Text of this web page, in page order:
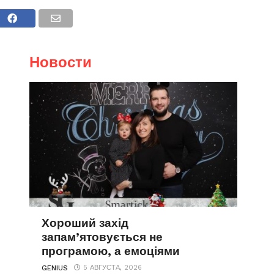
Новости
Хороший захід
запам’ятовується не
програмою, а емоціями
GENIUS 5 АВГУСТА, 2026